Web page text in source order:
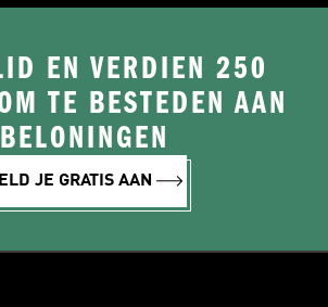
EN VERDIEN 250
TE BESTEDEN AAN
BELONINGEN
JE GRATIS AAN